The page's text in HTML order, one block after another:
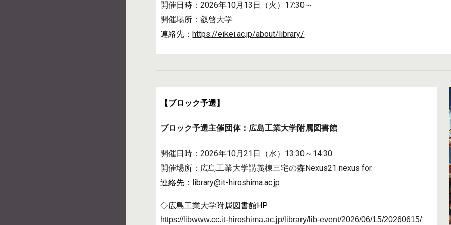
開催日時：2026年10月13日（火）17:30～
開催場所：叡啓大学
連絡先：https://eikei.ac.jp/about/library/
【ブロック予選】
ブロック予選主催団体： 広島工業大学附属図書館
開催日時：2026年10月21日（水）13:30～14:30
開催場所： 広島工業大学講義棟三宅の森Nexus21 nexus for.
連絡先： library@it-hiroshima.ac.jp
◇広島工業大学附属図書館HP
https://libwww.cc.it-hiroshima.ac.jp/library/lib-event/2026/06/15/20260615/